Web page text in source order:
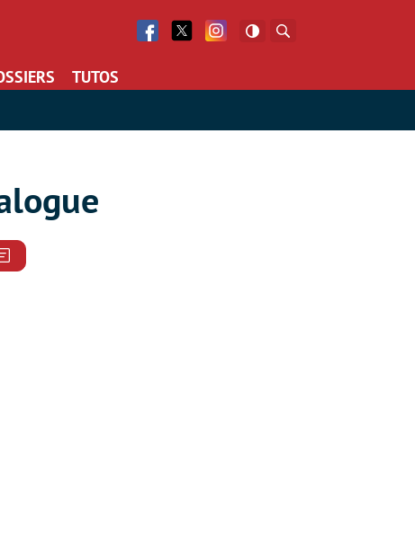
Facebook
Twitter Facebook
TUTOS
Commentaires